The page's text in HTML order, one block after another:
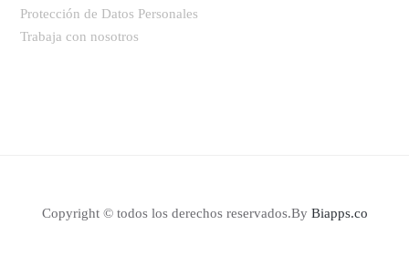
Protección de Datos Personales
Trabaja con nosotros
Copyright © todos los derechos reservados.By Biapps.co